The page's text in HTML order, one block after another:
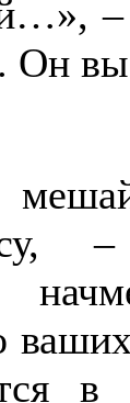
–
Он
в